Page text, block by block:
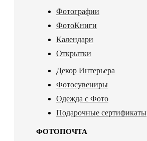
Фотографии
ФотоКниги
Календари
Открытки
Декор Интерьера
Фотосувениры
Одежда с Фото
Подарочные сертификаты
ФОТОПОЧТА